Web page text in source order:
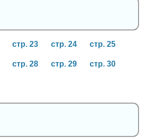
стр. 23 стр. 24 стр. 25
стр. 28 стр. 29 стр. 30